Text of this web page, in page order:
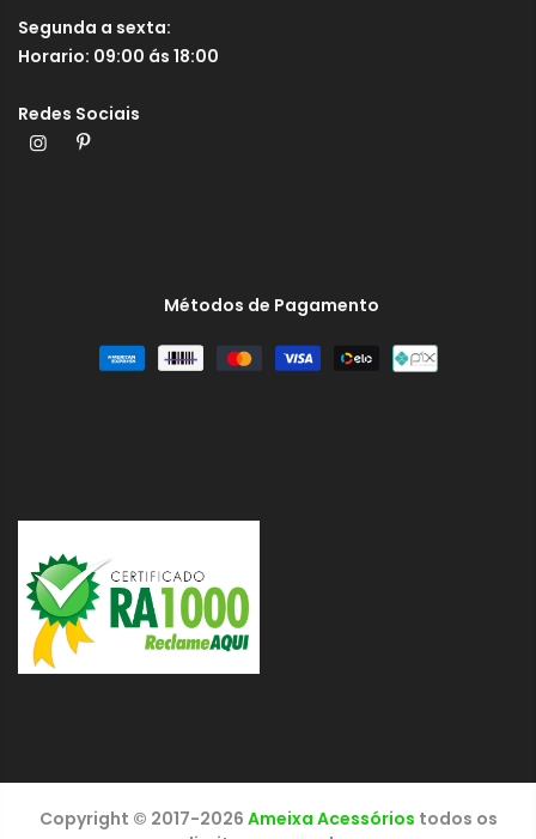
Segunda a sexta:
Horario: 09:00 ás 18:00
Redes Sociais
Métodos de Pagamento
Copyright © 2017-2026 Ameixa Acessórios todos os